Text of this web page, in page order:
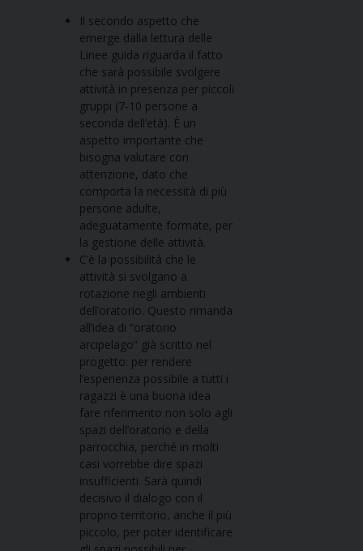
Il secondo aspetto che
emerge dalla lettura delle
Linee guida riguarda il fatto
che sarà possibile svolgere
attività in presenza per piccoli
gruppi (7-10 persone a
seconda dell’età). È un
aspetto importante che
bisogna valutare con
attenzione, dato che
comporta la necessità di più
persone adulte,
adeguatamente formate, per
la gestione delle attività.
C’è la possibilità che le
attività si svolgano a
rotazione negli ambienti
dell’oratorio. Questo rimanda
all’idea di “oratorio
arcipelago” già scritto nel
progetto: per rendere
l’esperienza possibile a tutti i
ragazzi è una buona idea
fare riferimento non solo agli
spazi dell’oratorio e della
parrocchia, perché in molti
casi vorrebbe dire spazi
insufficienti. Sarà quindi
decisivo il dialogo con il
proprio territorio, anche il più
piccolo, per poter identificare